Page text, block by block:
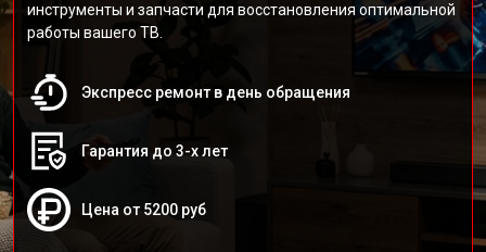
инструменты и запчасти для восстановления оптимальной
работы вашего ТВ.
Экспресс ремонт в день обращения
Гарантия до 3-х лет
Цена от 5200 руб